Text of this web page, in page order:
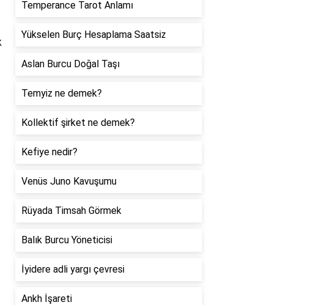
Temperance Tarot Anlamı
Yükselen Burç Hesaplama Saatsiz
Aslan Burcu Doğal Taşı
Temyiz ne demek?
Kollektif şirket ne demek?
Kefiye nedir?
Venüs Juno Kavuşumu
Rüyada Timsah Görmek
Balık Burcu Yöneticisi
İyidere adli yargı çevresi
Ankh İşareti